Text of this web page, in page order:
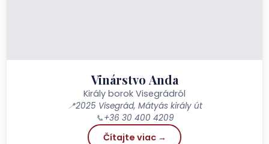
Vinárstvo Anda
Király borok Visegrádról
📍2025 Visegrád, Mátyás király út
📞+36 30 400 4209
Čítajte viac →